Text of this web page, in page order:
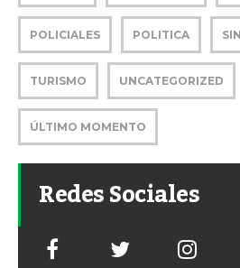
POLICIALES POLITICA
TURISMO UNCATEGORIZED
ÚLTIMO MOMENTO
Redes Sociales